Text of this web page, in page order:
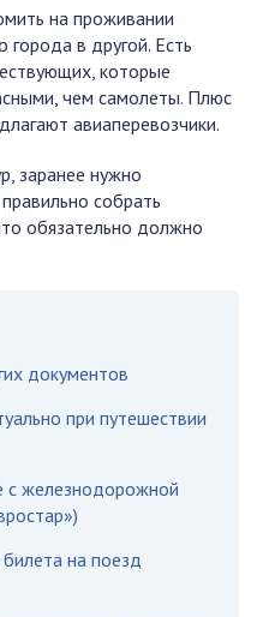
на проживании
города в другой. Есть
которые
чем самолеты. Плюс
авиаперевозчики.
заранее нужно
собрать
обязательно должно
документов
при путешествии
с железнодорожной
на поезд